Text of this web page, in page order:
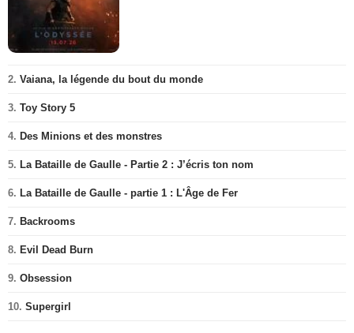
2. Vaiana, la légende du bout du monde
3. Toy Story 5
4. Des Minions et des monstres
5. La Bataille de Gaulle - Partie 2 : J’écris ton nom
6. La Bataille de Gaulle - partie 1 : L'Âge de Fer
7. Backrooms
8. Evil Dead Burn
9. Obsession
10. Supergirl